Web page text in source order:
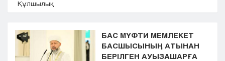
Петропавловск
Талдыкорган
Тараз
Туркестан
Құлшылық
БАС МҮФТИ МЕМЛЕКЕТ
БАСШЫСЫНЫҢ АТЫНАН
БЕРІЛГЕН АУЫЗАШАРҒА